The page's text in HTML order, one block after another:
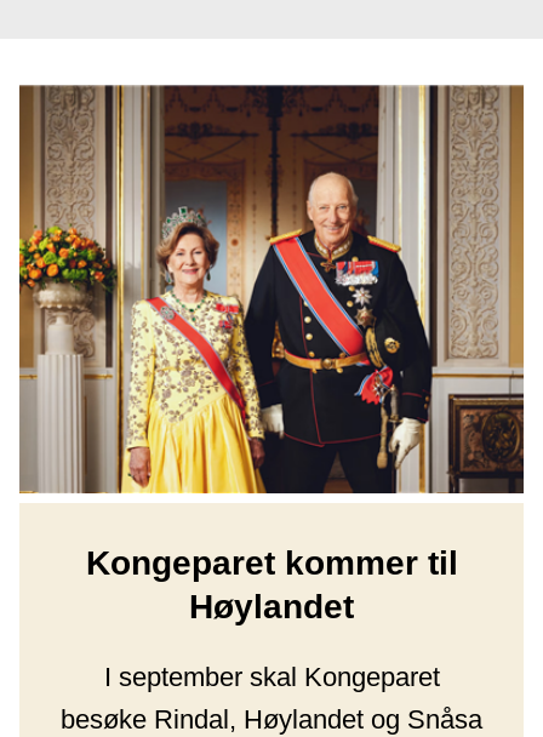
Kongeparet kommer til
Høylandet
I september skal Kongeparet
besøke Rindal, Høylandet og Snåsa